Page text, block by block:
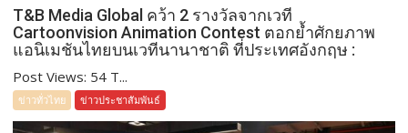
T&B Media Global คว้า 2 รางวัลจากเวที
Cartoonvision Animation Contest ตอกย้ำศักยภาพ
แอนิเมชันไทยบนเวทีนานาชาติ ที่ประเทศอังกฤษ :
Post Views: 54 T...
ข่าวทั่วไทย ข่าวประชาสัมพันธ์